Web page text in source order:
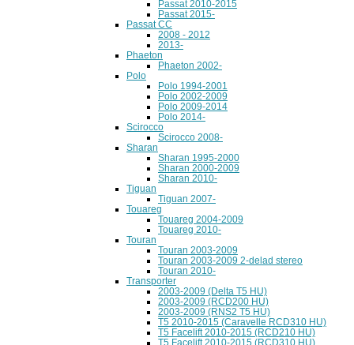
Passat 2010-2015
Passat 2015-
Passat CC
2008 - 2012
2013-
Phaeton
Phaeton 2002-
Polo
Polo 1994-2001
Polo 2002-2009
Polo 2009-2014
Polo 2014-
Scirocco
Scirocco 2008-
Sharan
Sharan 1995-2000
Sharan 2000-2009
Sharan 2010-
Tiguan
Tiguan 2007-
Touareg
Touareg 2004-2009
Touareg 2010-
Touran
Touran 2003-2009
Touran 2003-2009 2-delad stereo
Touran 2010-
Transporter
2003-2009 (Delta T5 HU)
2003-2009 (RCD200 HU)
2003-2009 (RNS2 T5 HU)
T5 2010-2015 (Caravelle RCD310 HU)
T5 Facelift 2010-2015 (RCD210 HU)
T5 Facelift 2010-2015 (RCD310 HU)